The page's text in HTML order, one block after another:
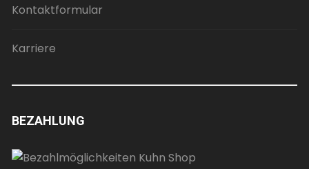
Kontaktformular
Karriere
BEZAHLUNG